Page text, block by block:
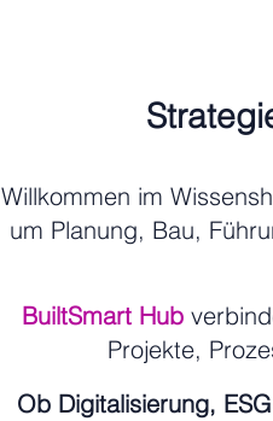
Willkommen im
um Planung, Bau,
BuiltSmart Hub
Projekte,
Ob Digitalisierung,